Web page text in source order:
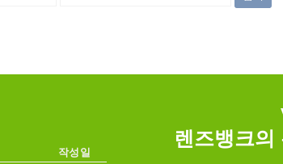
작성일
렌즈뱅크